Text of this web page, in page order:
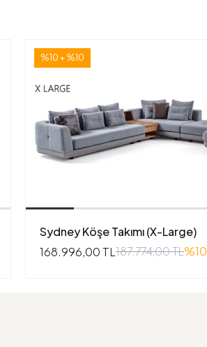
%10 + %10
Sydney Köşe Takımı (X-Large)
168.996,00 TL187.774,00 TL%10